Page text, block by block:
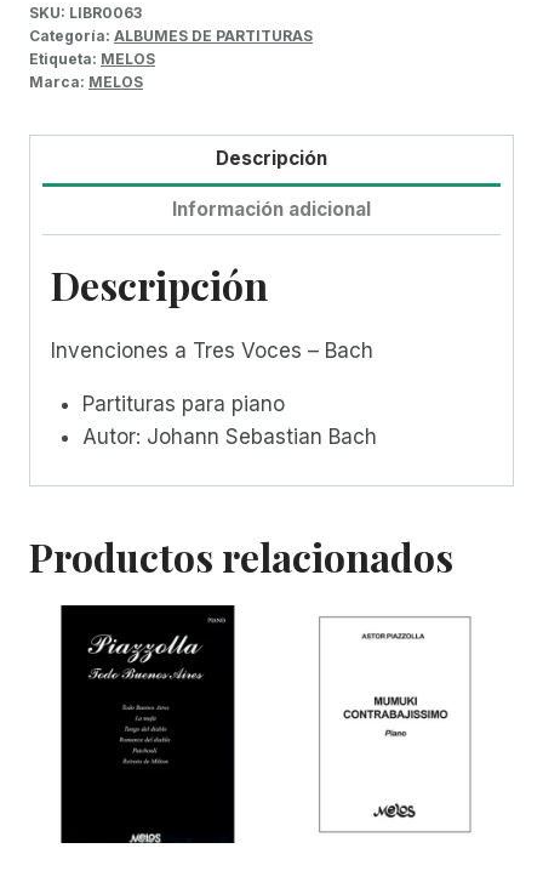
SKU: LIBR0063
Categoría: ALBUMES DE PARTITURAS
Etiqueta: MELOS
Marca: MELOS
Descripción
Información adicional
Descripción
Invenciones a Tres Voces – Bach
Partituras para piano
Autor: Johann Sebastian Bach
Productos relacionados